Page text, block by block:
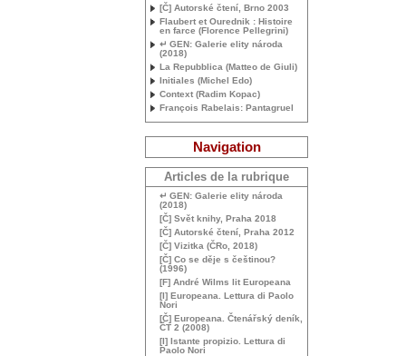
[Č] Autorské čtení, Brno 2003
Flaubert et Ourednik : Histoire
en farce (Florence Pellegrini)
↵ GEN: Galerie elity národa
(2018)
La Repubblica (Matteo de Giuli)
Initiales (Michel Edo)
Context (Radim Kopac)
François Rabelais: Pantagruel
Navigation
Articles de la rubrique
↵ GEN: Galerie elity národa
(2018)
[Č] Svět knihy, Praha 2018
[Č] Autorské čtení, Praha 2012
[Č] Vizitka (ČRo, 2018)
[Č] Co se děje s češtinou?
(1996)
[F] André Wilms lit Europeana
[I] Europeana. Lettura di Paolo
Nori
[Č] Europeana. Čtenářský deník,
ČT 2 (2008)
[I] Istante propizio. Lettura di
Paolo Nori